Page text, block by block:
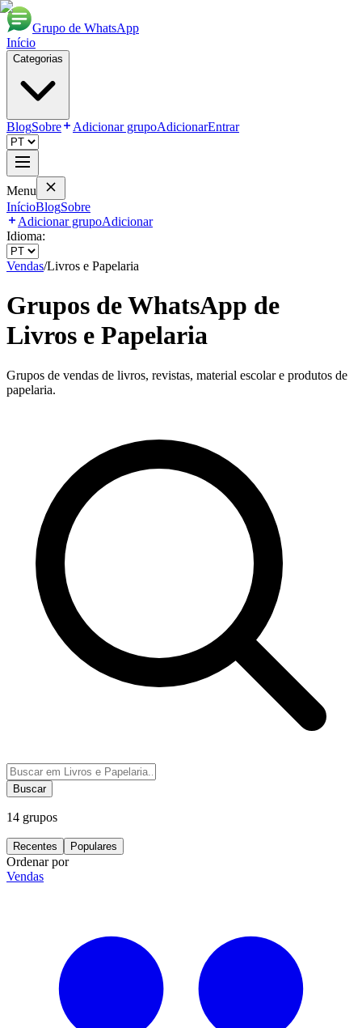
Grupo de WhatsApp
Início
Categorias
BlogSobre Adicionar grupoAdicionarEntrar
Menu
InícioBlogSobre
Adicionar grupoAdicionar
Idioma:
Vendas/Livros e Papelaria
Grupos de WhatsApp de
Livros e Papelaria
Grupos de vendas de livros, revistas, material escolar e produtos de
papelaria.
Buscar
14 grupos
Recentes Populares
Ordenar por
Vendas